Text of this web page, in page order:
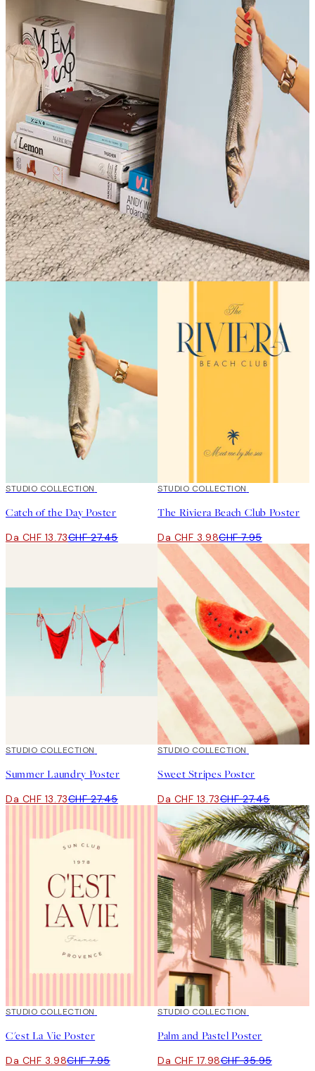
50%*
STUDIO COLLECTION
Catch of the Day Poster
Da CHF 13.73CHF 27.45
50%*
STUDIO COLLECTION
The Riviera Beach Club Poster
Da CHF 3.98CHF 7.95
50%*
STUDIO COLLECTION
Summer Laundry Poster
Da CHF 13.73CHF 27.45
50%*
STUDIO COLLECTION
Sweet Stripes Poster
Da CHF 13.73CHF 27.45
50%*
STUDIO COLLECTION
C'est La Vie Poster
Da CHF 3.98CHF 7.95
50%*
STUDIO COLLECTION
Palm and Pastel Poster
Da CHF 17.98CHF 35.95